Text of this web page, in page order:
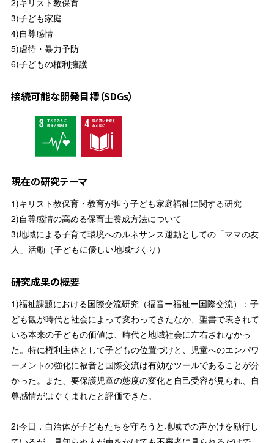
2)キリスト教保育
3)子ども家庭
4)自尊感情
5)虐待・暴力予防
6)子どもの権利擁護
接続可能な開発目標（SDGs）
現在の研究テーマ
1)キリスト教保育・教育が担う子ども家庭福祉に関する研究
2)自尊感情の高める保育士養成方法について
3)地域による子育て環境へのルネサンス運動としての「ママの友
人」活動（子どもに優しい地域づくり）
研究成果の概要
1)福祉課題における国際交流研究（福音ー福祉ー国際交流）：子
ども観が時代と社会によって変わってきたなか、聖書で表されて
いる本来の子どもの価値は、時代と地域社会に左右されなかっ
た。特に権利主体として子どもの位置づけと、児童へのエンパワ
ーメントの強化に福音と国際交流は有効なツールであることが分
かった。また、要保護児童の態度の変化と自己受容が見られ、自
尊感情がはぐくまれたと評価できた。
2)今日，自治体が子どもたちを守ろうと地域での声かけを励行し